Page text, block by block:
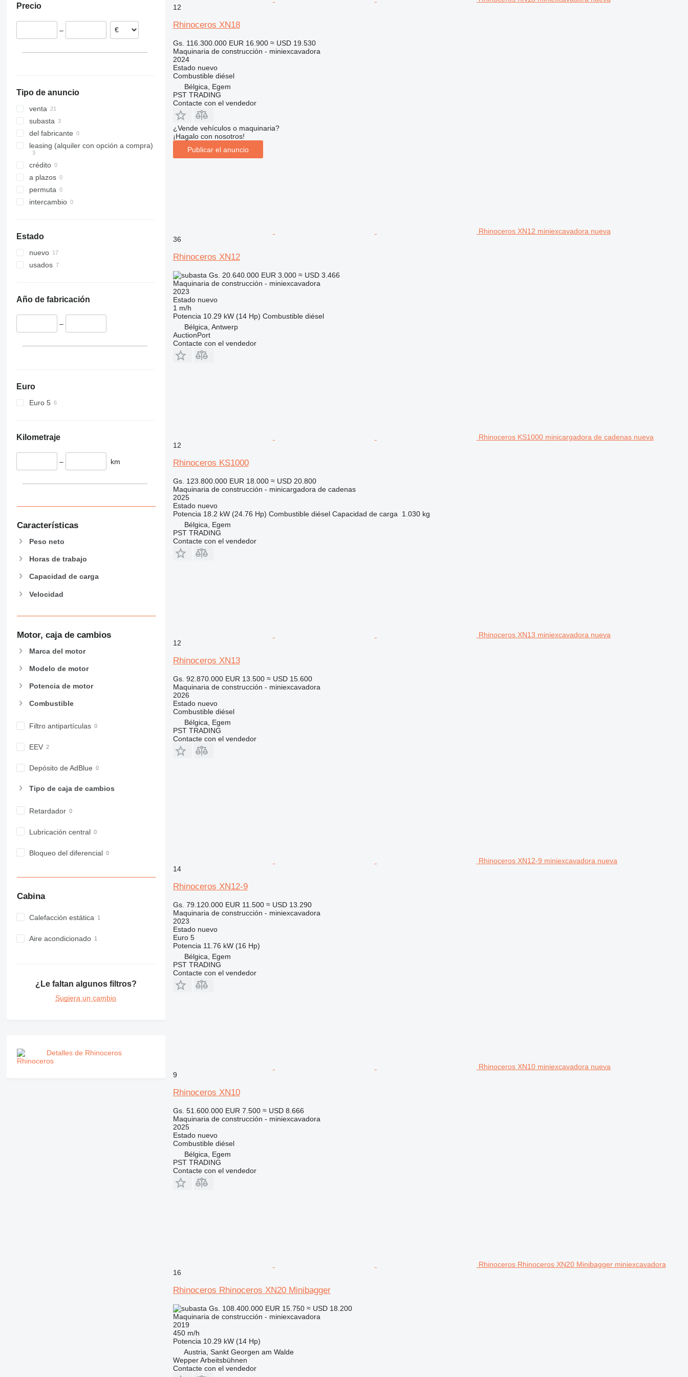
311
312
318
319
320
321
322
324
325
326
329
345
349
374
390
430
444
589
914
926
928
938
955
962
966
972
990
AP
CS
E-series
GC
MH
PM
427
435S
8018
8025
8026
8030
8035
JS
JZ
NXT
S-Series
3246
3369
Pecolift
R-series
Toucan
LM
SD
XP
XR
Precio
–
Tipo de anuncio
venta
subasta
del fabricante
leasing (alquiler con opción a compra)
crédito
a plazos
permuta
intercambio
Estado
nuevo
usados
Año de fabricación
–
Euro
Euro 5
Kilometraje
– km
Características
Peso neto
Horas de trabajo
Capacidad de carga
Velocidad
Motor, caja de cambios
Marca del motor
Modelo de motor
Potencia de motor
Combustible
Filtro antipartículas
EEV
Depósito de AdBlue
Tipo de caja de cambios
Retardador
Lubricación central
Bloqueo del diferencial
Cabina
Calefacción estática
Aire acondicionado
¿Le faltan algunos filtros?
Sugiera un cambio
Detalles de Rhinoceros
12
Rhinoceros XN18
Gs. 116.300.000 EUR 16.900 ≈ USD 19.530
Maquinaria de construcción - miniexcavadora
2024
Estadonuevo
Combustible diésel
Bélgica, Egem
PST TRADING
Contacte con el vendedor
¿Vende vehículos o maquinaria?
¡Hagalo con nosotros!
Publicar el anuncio
Rhinoceros XN12 miniexcavadora nueva
36
Rhinoceros XN12
Gs. 20.640.000 EUR 3.000 ≈ USD 3.466
Maquinaria de construcción - miniexcavadora
2023
Estadonuevo
1 m/h
Potencia 10.29 kW (14 Hp) Combustible diésel
Bélgica, Antwerp
AuctionPort
Contacte con el vendedor
Rhinoceros KS1000 minicargadora de cadenas nueva
12
Rhinoceros KS1000
Gs. 123.800.000 EUR 18.000 ≈ USD 20.800
Maquinaria de construcción - minicargadora de cadenas
2025
Estadonuevo
Potencia 18.2 kW (24.76 Hp) Combustible diésel Capacidad de carga
1.030 kg
Bélgica, Egem
PST TRADING
Contacte con el vendedor
Rhinoceros XN13 miniexcavadora nueva
12
Rhinoceros XN13
Gs. 92.870.000 EUR 13.500 ≈ USD 15.600
Maquinaria de construcción - miniexcavadora
2026
Estadonuevo
Combustible diésel
Bélgica, Egem
PST TRADING
Contacte con el vendedor
Rhinoceros XN12-9 miniexcavadora nueva
14
Rhinoceros XN12-9
Gs. 79.120.000 EUR 11.500 ≈ USD 13.290
Maquinaria de construcción - miniexcavadora
2023
Estadonuevo
Euro 5
Potencia 11.76 kW (16 Hp)
Bélgica, Egem
PST TRADING
Contacte con el vendedor
Rhinoceros XN10 miniexcavadora nueva
9
Rhinoceros XN10
Gs. 51.600.000 EUR 7.500 ≈ USD 8.666
Maquinaria de construcción - miniexcavadora
2025
Estadonuevo
Combustible diésel
Bélgica, Egem
PST TRADING
Contacte con el vendedor
Rhinoceros Rhinoceros XN20 Minibagger miniexcavadora
16
Rhinoceros Rhinoceros XN20 Minibagger
Gs. 108.400.000 EUR 15.750 ≈ USD 18.200
Maquinaria de construcción - miniexcavadora
2019
450 m/h
Potencia 10.29 kW (14 Hp)
Austria, Sankt Georgen am Walde
Wepper Arbeitsbühnen
Contacte con el vendedor